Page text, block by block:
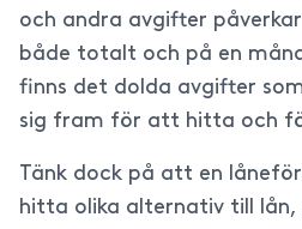
och andra avgifter
både totalt och på en
finns det dolda avgifter
sig fram för att hitta och
Tänk dock på att en
hitta olika alternativ till lån,